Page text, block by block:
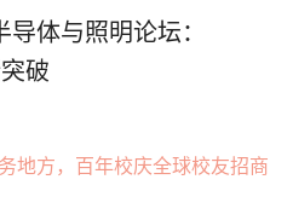
体与照明论坛：
破